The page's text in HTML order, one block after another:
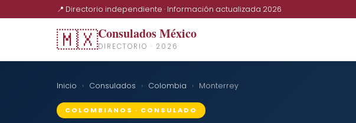
📍 Directorio independiente · Información actualizada 2026
🇲🇽Consulados México
DIRECTORIO · 2026
Inicio › Consulados › Colombia › Monterrey
COLOMBIANOS · CONSULADO